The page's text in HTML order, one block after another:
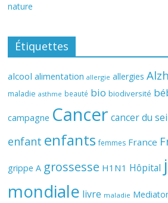
nature
Étiquettes
alcool alimentation allergie allergies
maladie asthme beauté bio biodiversité
campagne Cancer cancer du
enfant enfants femmes France
grippe A grossesse H1N1 Hôpital
mondiale livre maladie